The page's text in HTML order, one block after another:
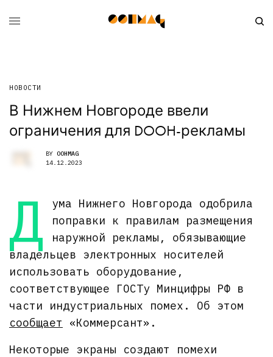
НОВОСТИ
В Нижнем Новгороде ввели
ограничения для DOOH-рекламы
BY OOHMAG
14.12.2023
Д
ума Нижнего Новгорода одобрила
поправки к правилам размещения
наружной рекламы, обязывающие
владельцев электронных носителей
использовать оборудование,
соответствующее ГОСТу Минцифры РФ в
части индустриальных помех. Об этом
сообщает «Коммерсант».
Некоторые экраны создают помехи